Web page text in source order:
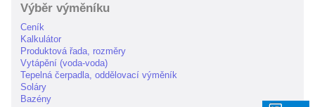
Výběr výměníku
Ceník
Kalkulátor
Produktová řada, rozměry
Vytápění (voda-voda)
Tepelná čerpadla, oddělovací výměník
Soláry
Bazény